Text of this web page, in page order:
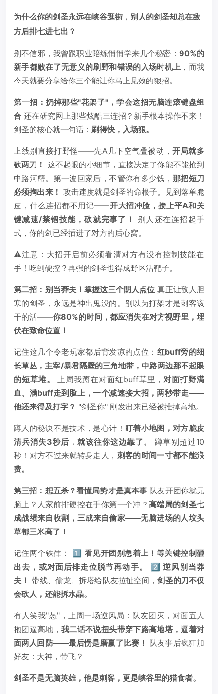
为什么你的剑圣永远在峡谷逛街，别人的剑圣却总在敌
方后排七进七出？
别不信邪，我曾跟职业陪练悄悄学来几个秘密： 90%的
新手都败在了无意义的刷野和错误的入场时机上 ，而我
今天就要分享给你三个能让你马上见效的狠招。
第一招：扔掉那些"花架子"，学会这招无脑连滚键盘组
合 还在研究网上那些炫酷三连招？新手根本操作不来！
剑圣的核心就一句话： 刷得快，入场狠。
上线别直接打野怪——先A几下空气叠被动，开局就多
砍两刀！ 这不起眼的小细节，直接决定了你能不能抢到
中路河蟹。第一波回家后，不管你有多少钱， 那把短刀
必须掏出来！ 攻击速度就是剑圣的命根子。见到落单脆
皮，什么连招都不用记——开大招冲脸，接上平A和关
键减速/禁锢技能，砍就完事了！
别人还在连招起手
式，你的剑已经插进了对方的后心窝。
⚠️注意：大招开启前必须看清对方有没有控制技能在
手！吃到硬控？再强的剑圣也得成野区活靶子。
第二招：别当莽夫！掌握这三个阴人点位 真正让敌人胆
寒的剑圣，永远是神出鬼没的。别以为打架才是刺客该
干的活——你80%的时间，都应消失在对方视野里，埋
伏在致命位置！
记住这几个令老玩家都后背发凉的点位： 红buff旁的细
长草丛，主宰/暴君隔壁的三角地带，中路两边那不起眼
的短草堆。
上周我蹲在对面红buff草里， 对面打野满
血、满buff走到脸上，一个减速接大招，两秒带走——
他还来得及打字？ "剑圣你" 刚发出来已经被推掉高地。
蹲人的秘诀不是技术，是心计！ 盯着小地图，对方脆皮
清兵消失3秒后，就该往你这边靠了。
蹲草别超过10
秒！对方不过来就转身走人， 刺客的时间一寸都不能浪
费。
第三招：想五杀？看懂局势才是真本事 队友开团你就无
脑上？人家前排硬控在手你第一个冲？ 高端局的剑圣七
成战绩来自收割，三成来自偷家——无脑进场的人坟头
草都三米高了！
记住两个铁律： 1️⃣ 看见开团别急着上！等关键控制砸
出去，或对面后排走位脱节再动手。
2️⃣逆风别当莽
夫！ 带线、偷龙、拆塔给队友拉扯空间，剑圣的刀不仅
会砍人，还能拆水晶。
有人笑我"怂"，上周一场逆风局：队友团灭，对面五人
抱团逼高地，我二话不说扭头带穿下路高地塔，逼着对
面两人回防——最后愣是磨赢了比赛！ 队友事后疯狂加
好友：大神，带飞？
剑圣不是无脑英雄，他是刺客，更是峡谷里的猎食者。